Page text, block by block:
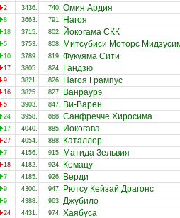
2 3436. 740. Омия Ардия
8 3663. 791. Нагоя
18 3715. 802. Йокогама СКК
5 3753. 808. Митсубиси Моторс
10 3789. 819. Фукуяма Сити
17 3805. 824. Гандзю
9 3821. 826. Нагоя Грампус
16 3825. 827. Ванраурэ
5 3903. 847. Ви-Варен
24 3958. 868. Санфречче Хиросима
17 4040. 885. Иокогава
27 4054. 888. Каталлер
7 4156. 915. Матида Зельвия
18 4182. 924. Комацу
7 4185. 926. Верди
9 4300. 947. Рютсу Кейзай Драгонс
9 4388. 963. Джубило
24 4431. 974. Хаябуса